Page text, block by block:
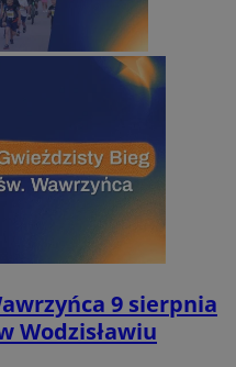
9 sierpnia
Wodzisławiu